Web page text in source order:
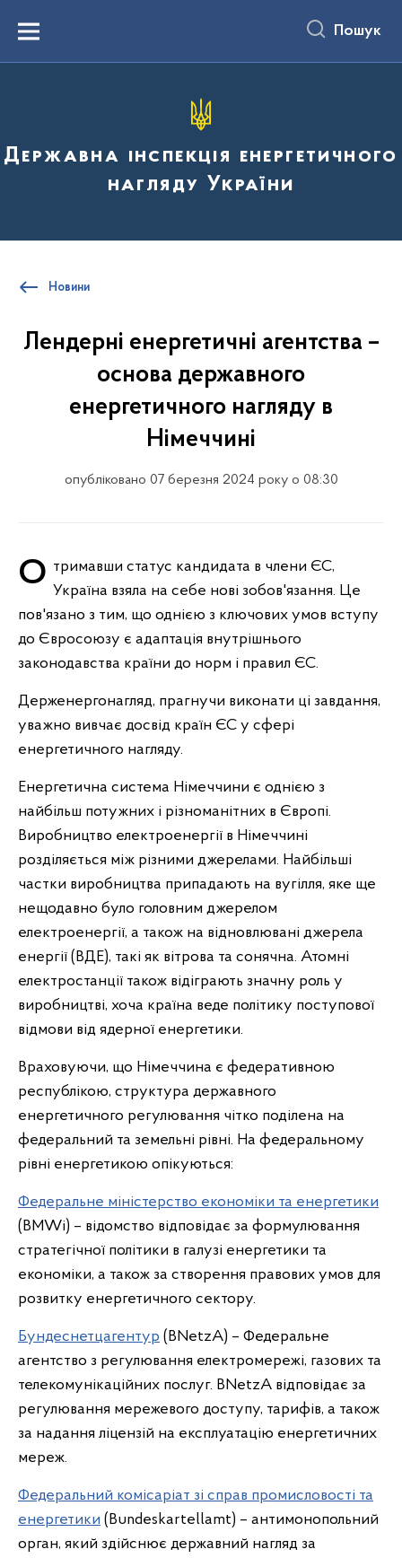
вмістуMenu Пошук
Державна інспекція енергетичного
нагляду України
Новини
Лендерні енергетичні агентства –
основа державного
енергетичного нагляду в
Німеччині
опубліковано 07 березня 2024 року о 08:30
Отримавши статус кандидата в члени ЄС, Україна взяла на себе нові зобов'язання. Це
пов'язано з тим, що однією з ключових умов вступу
до Євросоюзу є адаптація внутрішнього
законодавства країни до норм і правил ЄС.
Держенергонагляд, прагнучи виконати ці завдання,
уважно вивчає досвід країн ЄС у сфері
енергетичного нагляду.
Енергетична система Німеччини є однією з
найбільш потужних і різноманітних в Європі.
Виробництво електроенергії в Німеччині
розділяється між різними джерелами. Найбільші
частки виробництва припадають на вугілля, яке ще
нещодавно було головним джерелом
електроенергії, а також на відновлювані джерела
енергії (ВДЕ), такі як вітрова та сонячна. Атомні
електростанції також відіграють значну роль у
виробництві, хоча країна веде політику поступової
відмови від ядерної енергетики.
Враховуючи, що Німеччина є федеративною
республікою, структура державного
енергетичного регулювання чітко поділена на
федеральний та земельні рівні. На федеральному
рівні енергетикою опікуються:
Федеральне міністерство економіки та енергетики
(BMWi) – відомство відповідає за формулювання
стратегічної політики в галузі енергетики та
економіки, а також за створення правових умов для
розвитку енергетичного сектору.
Бундеснетцагентур (BNetzA) – Федеральне
агентство з регулювання електромережі, газових та
телекомунікаційних послуг. BNetzA відповідає за
регулювання мережевого доступу, тарифів, а також
за надання ліцензій на експлуатацію енергетичних
мереж.
Федеральний комісаріат зі справ промисловості та
енергетики (Bundeskartellamt) – антимонопольний
орган, який здійснює державний нагляд за